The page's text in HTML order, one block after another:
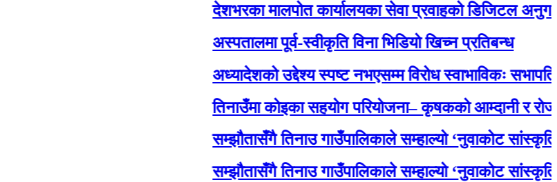
देशभरका मालपोत कार्यालयका सेवा प्रवाहको डिजिटल अनुगमन सुरु,
अस्पतालमा पूर्व-स्वीकृति विना भिडियो खिच्न प्रतिबन्ध
अध्यादेशको उद्देश्य स्पष्ट नभएसम्म विरोध स्वाभाविकः सभापति
तिनाउँमा कोइका सहयोग परियोजना– कृषकको आम्दानी र रोजगारमा
सम्झौतासँगै तिनाउ गाउँपालिकाले सम्हाल्यो ‘नुवाकोट सांस्कृतिक
सम्झौतासँगै तिनाउ गाउँपालिकाले सम्हाल्यो ‘नुवाकोट सांस्कृतिक